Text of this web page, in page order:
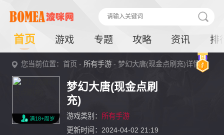
首页 游戏 专题 攻略 资讯 排
您当前位置：首页 - 所有手游 - 梦幻大唐(现金点刷充)详情
满18+周岁
梦幻大唐(现金点刷
充)
游戏类别： 所有手游
更新时间：2024-04-02 21:19